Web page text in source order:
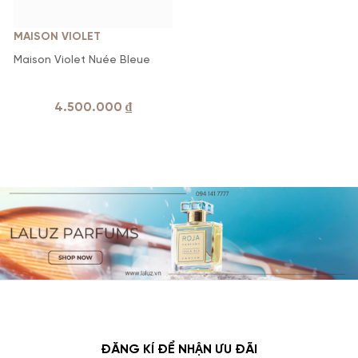
MAISON VIOLET
Maison Violet Nuée Bleue
4.500.000 ₫
ĐĂNG KÍ ĐỂ NHẬN ƯU ĐÃI